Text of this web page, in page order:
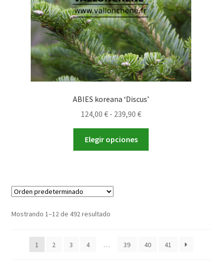
la
página
de
producto
ABIES koreana ‘Discus’
124,00 € - 239,90 €Rango
de
desde
Elegir opciones
elegir
Mostrando 1–12 de 492 resultado
1 2 3 4 … 39 40 41